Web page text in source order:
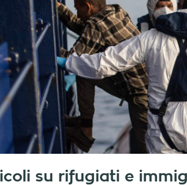
su rifugiati e